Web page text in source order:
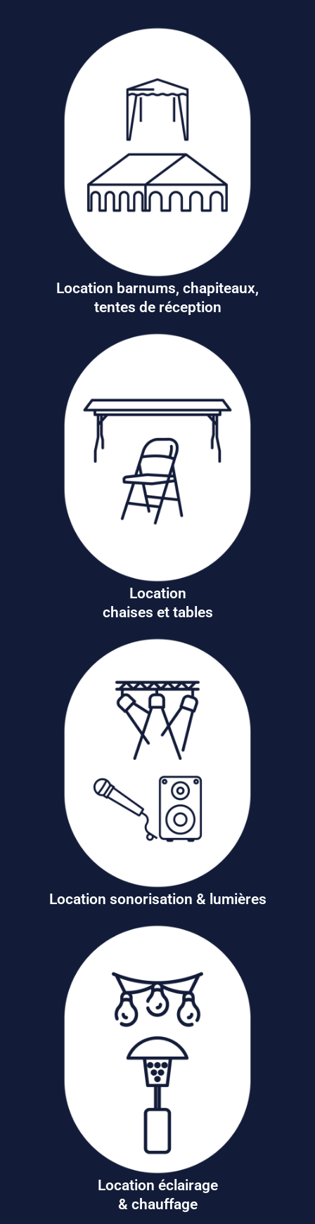
Location barnums, chapiteaux,
tentes de réception
Location
chaises et tables
Location sonorisation & lumières
Location éclairage
& chauffage